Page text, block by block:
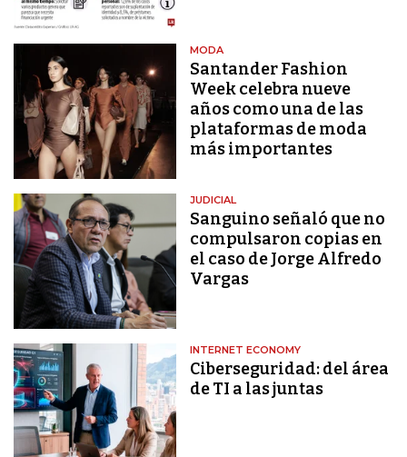
MODA
Santander Fashion
Week celebra nueve
años como una de las
plataformas de moda
más importantes
JUDICIAL
Sanguino señaló que no
compulsaron copias en
el caso de Jorge Alfredo
Vargas
INTERNET ECONOMY
Ciberseguridad: del área
de TI a las juntas